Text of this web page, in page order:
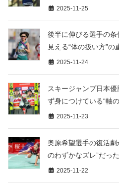
2025-11-25
後半に伸びる選手の
見える“体の扱い方”の
2025-11-24
スキージャンプ日本
ず身につけている“軸
2025-11-23
奥原希望選手の復活
のわずかなズレ”だった
2025-11-22